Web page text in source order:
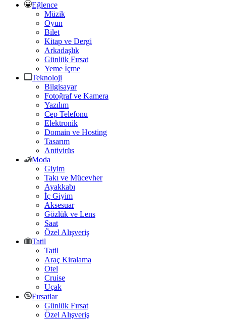
Eğlence
Müzik
Oyun
Bilet
Kitap ve Dergi
Arkadaşlık
Günlük Fırsat
Yeme İçme
Teknoloji
Bilgisayar
Fotoğraf ve Kamera
Yazılım
Cep Telefonu
Elektronik
Domain ve Hosting
Tasarım
Antivirüs
Moda
Giyim
Takı ve Mücevher
Ayakkabı
İç Giyim
Aksesuar
Gözlük ve Lens
Saat
Özel Alışveriş
Tatil
Tatil
Araç Kiralama
Otel
Cruise
Uçak
Fırsatlar
Günlük Fırsat
Özel Alışveriş